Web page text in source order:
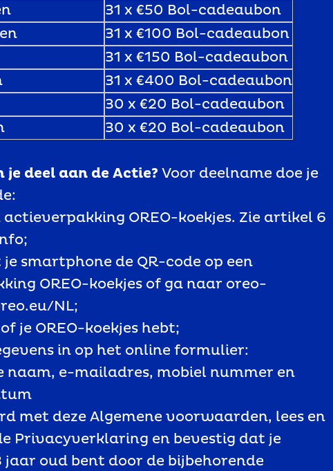
31 x €50 Bol-cadeaubon
31 x €100 Bol-cadeaubon
31 x €150 Bol-cadeaubon
31 x €400 Bol-cadeaubon
30 x €20 Bol-cadeaubon
30 x €20 Bol-cadeaubon
je deel aan de Actie? Voor deelname doe je
actieverpakking OREO-koekjes. Zie artikel 6
je smartphone de QR-code op een
OREO-koekjes of ga naar oreo-
NL;
je OREO-koekjes hebt;
in op het online formulier:
naam, e-mailadres, mobiel nummer en
met deze Algemene voorwaarden, lees en
Privacyverklaring en bevestig dat je
jaar oud bent door de bijbehorende